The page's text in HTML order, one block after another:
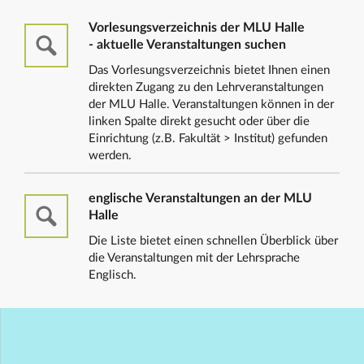
Vorlesungsverzeichnis der MLU Halle
- aktuelle Veranstaltungen suchen
Das Vorlesungsverzeichnis bietet Ihnen einen
direkten Zugang zu den Lehrveranstaltungen
der MLU Halle. Veranstaltungen können in der
linken Spalte direkt gesucht oder über die
Einrichtung (z.B. Fakultät > Institut) gefunden
werden.
englische Veranstaltungen an der MLU
Halle
Die Liste bietet einen schnellen Überblick über
die Veranstaltungen mit der Lehrsprache
Englisch.